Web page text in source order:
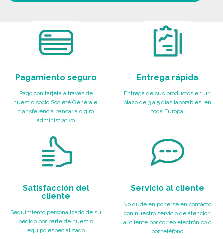
Pagamiento seguro
Pago con tarjeta a través de
nuestro socio Société Générale,
transferencia bancaria o giro
administrativo
Entrega rápida
Entrega de sus productos en un
plazo de 3 a 5 días laborables, en
toda Europa
Satisfacción del
cliente
Seguimiento personalizado de su
pedido por parte de nuestro
equipo especializado
Servicio al cliente
No dude en ponerse en contacto
con nuestro servicio de atención
al cliente por correo electrónico o
por teléfono